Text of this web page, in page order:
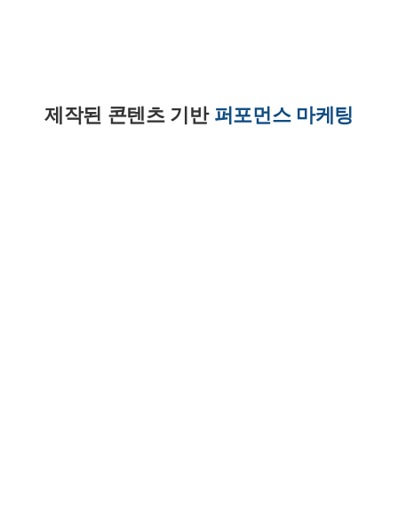
제작된 콘텐츠 기반 퍼포먼스 마케팅